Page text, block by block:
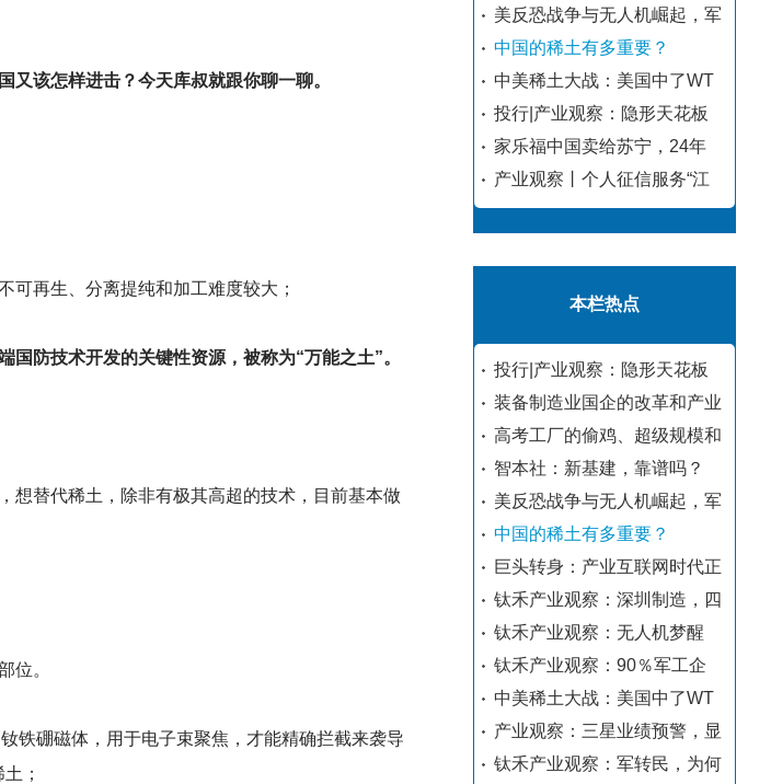
该怎样进击？今天库叔就跟你聊一聊。
可再生、分离提纯和加工难度较大；
防技术开发的关键性资源，被称为“万能之土”。
想替代稀土，除非有极其高超的技术，目前基本做
位。
铁硼磁体，用于电子束聚焦，才能精确拦截来袭导
；
美反恐战争与无人机崛起，军
中国的稀土有多重要？
中美稀土大战：美国中了WT
投行|产业观察：隐形天花板
家乐福中国卖给苏宁，24年
产业观察丨个人征信服务“江
本栏热点
投行|产业观察：隐形天花板
装备制造业国企的改革和产业
高考工厂的偷鸡、超级规模和
智本社：新基建，靠谱吗？
美反恐战争与无人机崛起，军
中国的稀土有多重要？
巨头转身：产业互联网时代正
钛禾产业观察：深圳制造，四
钛禾产业观察：无人机梦醒
钛禾产业观察：90％军工企
中美稀土大战：美国中了WT
产业观察：三星业绩预警，显
钛禾产业观察：军转民，为何